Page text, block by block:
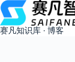
跳
过
内
容
赛凡知识库 · 博客